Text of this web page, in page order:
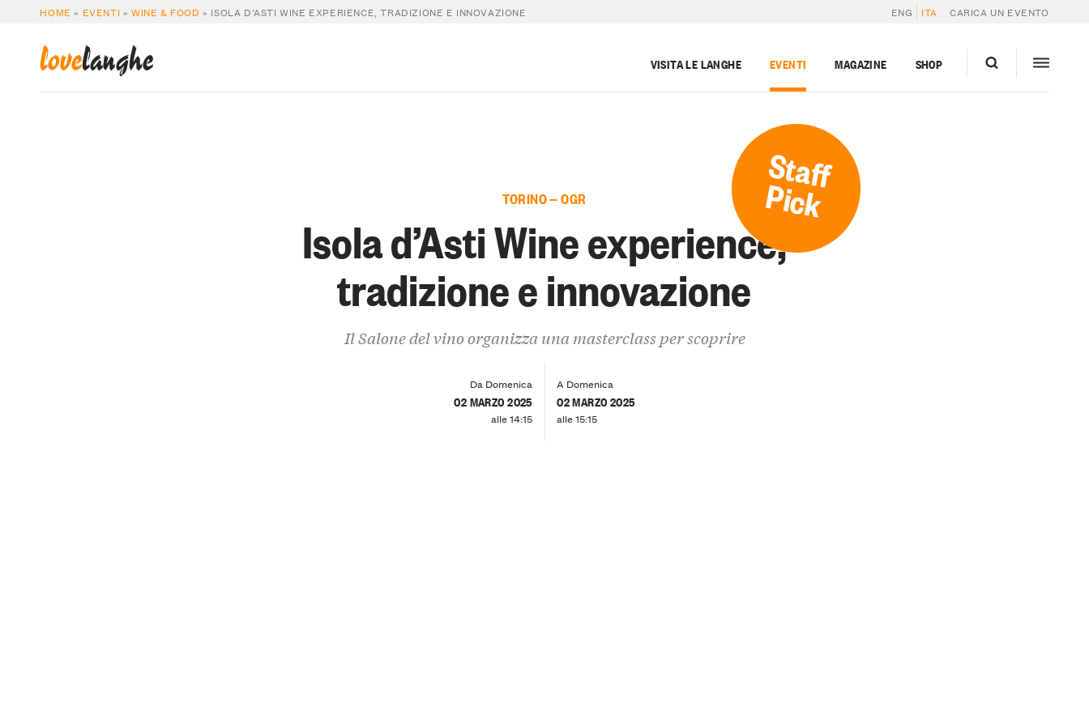
HOME » EVENTI »WINE & FOOD » ISOLA D’ASTI WINE EXPERIENCE, TRADIZIONE E INNOVAZIONE ENG ITA CARICA UN EVENTO
lovelanghe VISITA LE LANGHE EVENTI MAGAZINE SHOP
Staff
Pick
TORINO — OGR
Isola d’Asti Wine experience,
tradizione e innovazione
Il Salone del vino organizza una masterclass per scoprire
Da Domenica
02 MARZO 2025
alle 14:15
A Domenica
02 MARZO 2025
alle 15:15